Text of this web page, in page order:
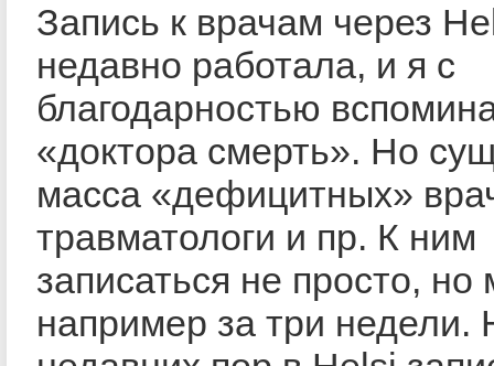
Запись к врачам через
недавно работала, и я с
благодарностью
«доктора смерть». Но
масса «дефицитных»
травматологи и пр. К ним
записаться не просто,
например за три недели.